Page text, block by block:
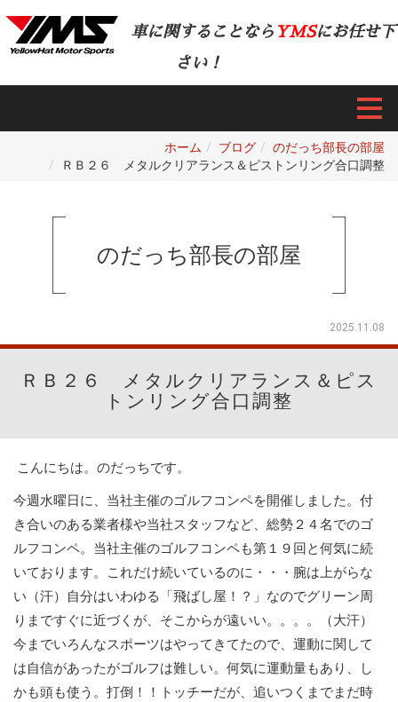
車に関することなら YMSにお任せ下
さい！
ホーム ブログ
のだっち部長の部屋
ＲＢ２６ メタルクリアランス＆ピストンリング合口調整
のだっち部長の部屋
2025.11.08
ＲＢ２６ メタルクリアランス＆ピス
トンリング合口調整
こんにちは。のだっちです。
今週水曜日に、当社主催のゴルフコンペを開催しました。付
き合いのある業者様や当社スタッフなど、総勢２４名でのゴ
ルフコンペ。当社主催のゴルフコンペも第１９回と何気に続
いております。これだけ続いているのに・・・腕は上がらな
い（汗）自分はいわゆる「飛ばし屋！？」なのでグリーン周
りまですぐに近づくが、そこからが遠いい。。。。（大汗）
今までいろんなスポーツはやってきてたので、運動に関して
は自信があったがゴルフは難しい。何気に運動量もあり、し
かも頭も使う。打倒！！トッチーだが、追いつくまでまだ時